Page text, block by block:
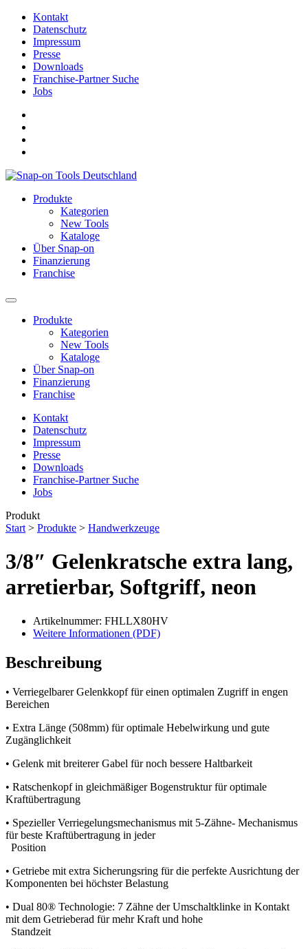
Kontakt
Datenschutz
Impressum
Presse
Downloads
Franchise-Partner Suche
Jobs
Produkte
Kategorien
New Tools
Kataloge
Über Snap-on
Finanzierung
Franchise
Produkte
Kategorien
New Tools
Kataloge
Über Snap-on
Finanzierung
Franchise
Kontakt
Datenschutz
Impressum
Presse
Downloads
Franchise-Partner Suche
Jobs
Produkt
Start > Produkte > Handwerkzeuge
3/8″ Gelenkratsche extra lang,
arretierbar, Softgriff, neon
Artikelnummer: FHLLX80HV
Weitere Informationen (PDF)
Beschreibung
• Verriegelbarer Gelenkkopf für einen optimalen Zugriff in engen
Bereichen
• Extra Länge (508mm) für optimale Hebelwirkung und gute
Zugänglichkeit
• Gelenk mit breiterer Gabel für noch bessere Haltbarkeit
• Ratschenkopf in gleichmäßiger Bogenstruktur für optimale
Kraftübertragung
• Spezieller Verriegelungsmechanismus mit 5-Zähne- Mechanismus
für beste Kraftübertragung in jeder
Position
• Getriebe mit extra Sicherungsring für die perfekte Ausrichtung der
Komponenten bei höchster Belastung
• Dual 80® Technologie: 7 Zähne der Umschaltklinke in Kontakt
mit dem Getrieberad für mehr Kraft und hohe
Standzeit